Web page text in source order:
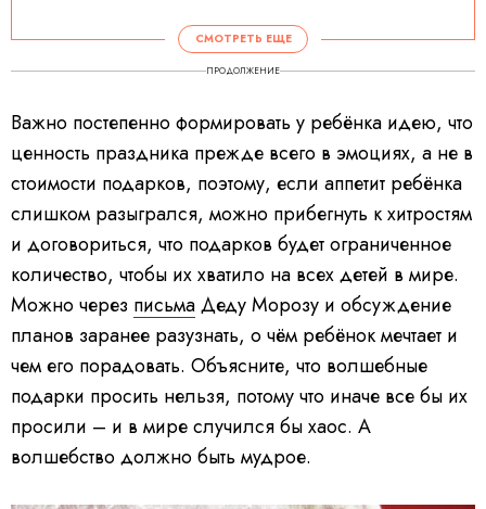
СМОТРЕТЬ ЕЩЕ
ПРОДОЛЖЕНИЕ
Важно постепенно формировать у ребёнка идею, что
ценность праздника прежде всего в эмоциях, а не в
стоимости подарков, поэтому, если аппетит ребёнка
слишком разыгрался, можно прибегнуть к хитростям
и договориться, что подарков будет ограниченное
количество, чтобы их хватило на всех детей в мире.
Можно через письмаДеду Морозу и обсуждение
планов заранее разузнать, о чём ребёнок мечтает и
чем его порадовать. Объясните, что волшебные
подарки просить нельзя, потому что иначе все бы их
просили – и в мире случился бы хаос. А
волшебство должно быть мудрое.